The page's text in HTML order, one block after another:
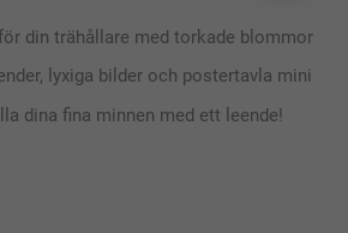
din trähållare med torkade blommor
lyxiga bilder och postertavla mini
dina fina minnen med ett leende!